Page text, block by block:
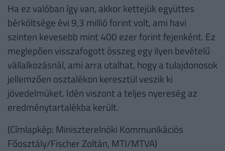
Ha ez valóban így van, akkor kettejük együttes
bérköltsége évi 9,3 millió forint volt, ami havi
szinten kevesebb mint 400 ezer forint fejenként. Ez
meglepően visszafogott összeg egy ilyen bevételű
vállalkozásnál, ami arra utalhat, hogy a tulajdonosok
jellemzően osztalékon keresztül veszik ki
jövedelmüket. Idén viszont a teljes nyereség az
eredménytartalékba került.
(Címlapkép: Miniszterelnöki Kommunikációs
Főosztály/Fischer Zoltán, MTI/MTVA)